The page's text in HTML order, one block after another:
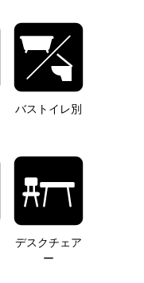
バストイレ別
デスクチェア
ー